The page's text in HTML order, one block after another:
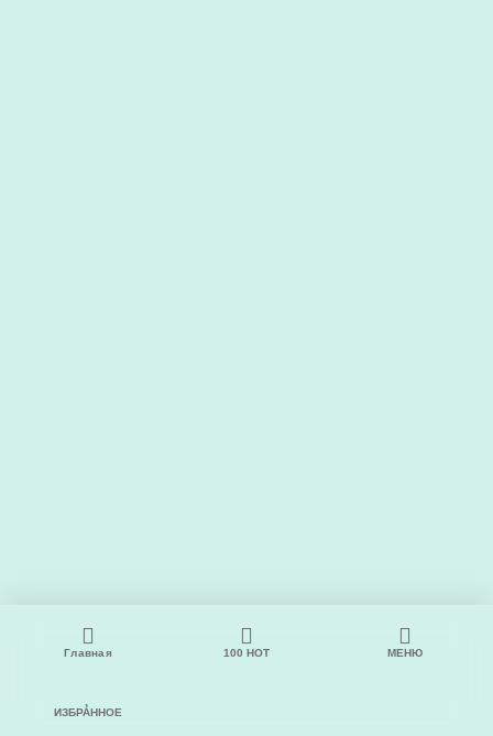
Главная 100 НОТ МЕНЮ
ИЗБРАННОЕ